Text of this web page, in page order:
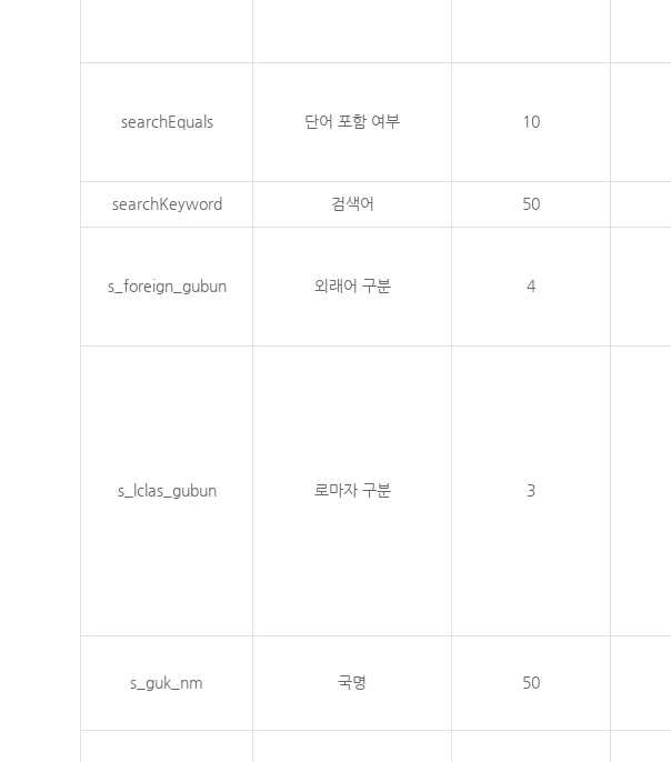
searchEquals 단어 포함 여부 10
searchKeyword 검색어 50
s_foreign_gubun 외래어 구분 4
s_lclas_gubun 로마자 구분 3
s_guk_nm 국명 50